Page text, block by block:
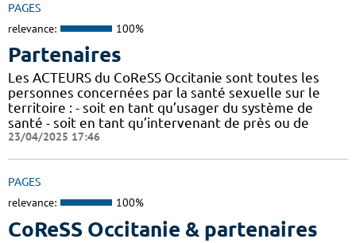
PAGES
relevance: 100%
Partenaires
Les ACTEURS du CoReSS Occitanie sont toutes les
personnes concernées par la santé sexuelle sur le
territoire : - soit en tant qu’usager du système de
santé - soit en tant qu’intervenant de près ou de
23/04/2025 17:46
PAGES
relevance: 100%
CoReSS Occitanie & partenaires